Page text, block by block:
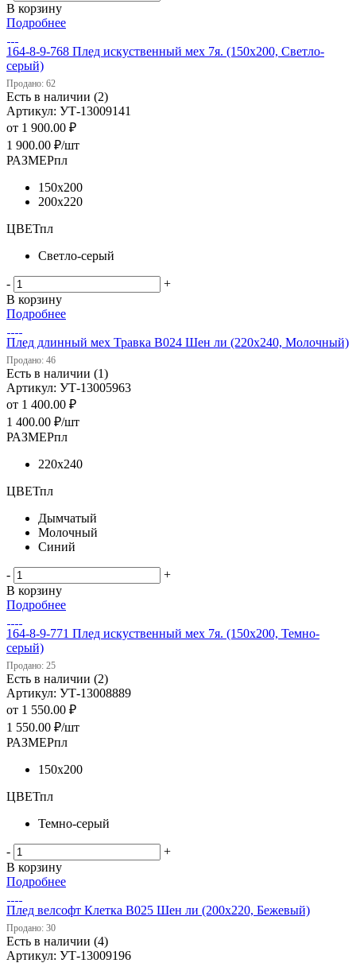
В корзину
Подробнее
164-8-9-768 Плед искуственный мех 7я. (150х200, Светло-
серый)
Продано: 62
Есть в наличии (2)
Артикул: УТ-13009141
от 1 900.00 ₽
1 900.00 ₽/шт
РАЗМЕРпл
150х200
200х220
ЦВЕТпл
Светло-серый
-
+
В корзину
Подробнее
Плед длинный мех Травка В024 Шен ли (220х240, Молочный)
Продано: 46
Есть в наличии (1)
Артикул: УТ-13005963
от 1 400.00 ₽
1 400.00 ₽/шт
РАЗМЕРпл
220х240
ЦВЕТпл
Дымчатый
Молочный
Синий
-
+
В корзину
Подробнее
164-8-9-771 Плед искуственный мех 7я. (150х200, Темно-
серый)
Продано: 25
Есть в наличии (2)
Артикул: УТ-13008889
от 1 550.00 ₽
1 550.00 ₽/шт
РАЗМЕРпл
150х200
ЦВЕТпл
Темно-серый
-
+
В корзину
Подробнее
Плед велсофт Клетка В025 Шен ли (200х220, Бежевый)
Продано: 30
Есть в наличии (4)
Артикул: УТ-13009196